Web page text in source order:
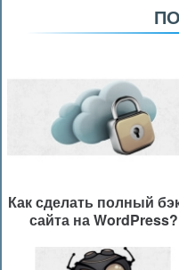
Как сделать полный
сайта на WordPress?